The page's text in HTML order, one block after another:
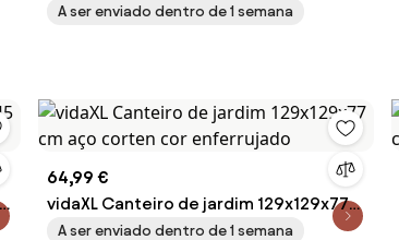
cm aço corten cor enferrujado
A ser enviado dentro de 1 semana
64,99 €
vidaXL Canteiro de jardim 129x129x77
cm aço corten cor enferrujado
A ser enviado dentro de 1 semana